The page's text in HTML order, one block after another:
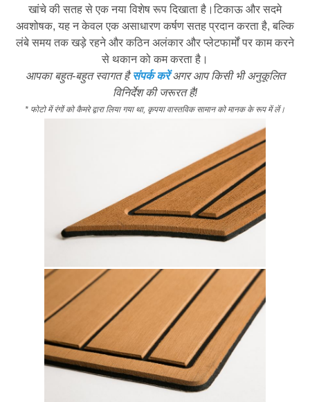
खांचे की सतह से एक नया विशेष रूप दिखाता है।टिकाऊ और सदमे
अवशोषक, यह न केवल एक असाधारण कर्षण सतह प्रदान करता है, बल्कि
लंबे समय तक खड़े रहने और कठिन अलंकार और प्लेटफार्मों पर काम करने
से थकान को कम करता है।
आपका बहुत-बहुत स्वागत हैसंपर्क करेंअगर आप किसी भी अनुकूलित
विनिर्देश की जरूरत है!
* फोटो में रंगों को कैमरे द्वारा लिया गया था, कृपया वास्तविक सामान को मानक के रूप में लें।